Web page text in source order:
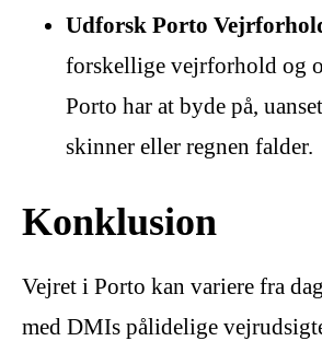
Udforsk Porto
forskellige vejrforhold og
Porto har at byde på,
skinner eller regnen falder.
Konklusion
Vejret i Porto kan variere fra
med DMIs pålidelige